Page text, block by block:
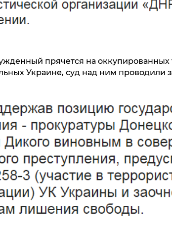
прячется на оккупированных
Украине, суд над ним проводили